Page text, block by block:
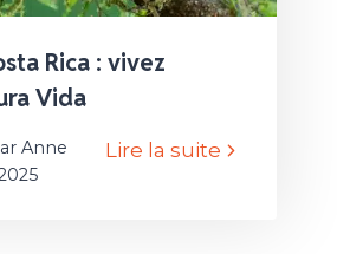
Rica : vivez
Vida
Anne
Lire la suite